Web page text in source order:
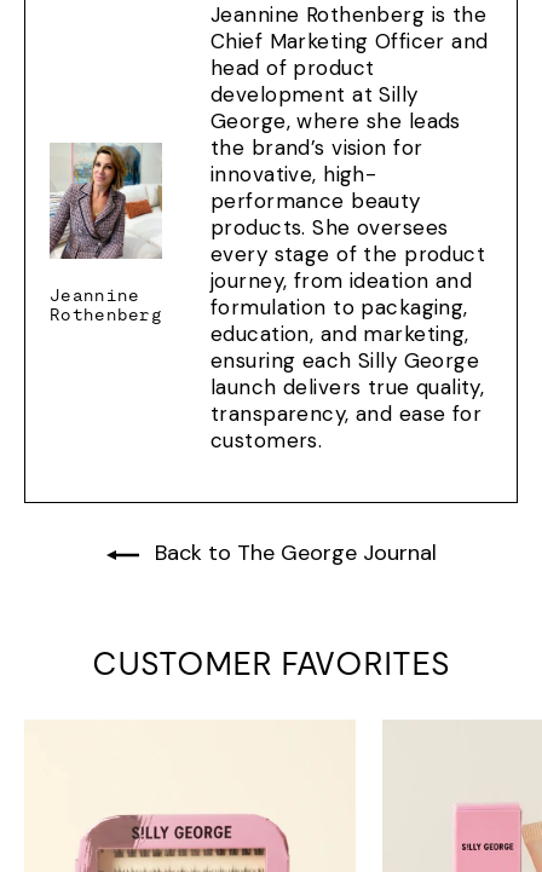
Jeannine
Rothenberg
Jeannine Rothenberg is the
Chief Marketing Officer and
head of product
development at Silly
George, where she leads
the brand’s vision for
innovative, high-
performance beauty
products. She oversees
every stage of the product
journey, from ideation and
formulation to packaging,
education, and marketing,
ensuring each Silly George
launch delivers true quality,
transparency, and ease for
customers.
Back to The George Journal
CUSTOMER FAVORITES